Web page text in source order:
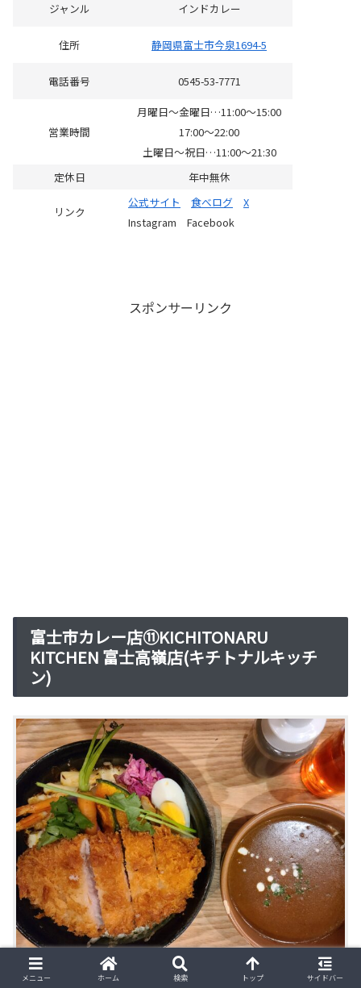
ジャンル インドカレー
住所 静岡県富士市今泉1694-5
電話番号 0545-53-7771
営業時間
月曜日～金曜日…11:00～15:00
17:00～22:00
土曜日～祝日…11:00～21:30
定休日
年中無休
リンク
公式サイト 食べログ
X
Instagram Facebook
スポンサーリンク
富士市カレー店⑪KICHITONARU
KITCHEN 富士高嶺店(キチトナルキッチ
ン)
メニュー ホーム 検索 トップ サイドバー